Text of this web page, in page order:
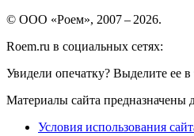
© ООО «Роем», 2007 – 2026.
Roem.ru в социальных сетях:
Увидели опечатку? Выделите ее
Материалы сайта предназначены
Условия использования